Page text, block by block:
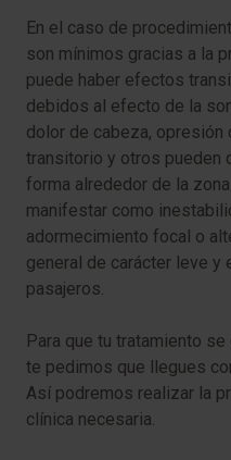
En el caso de
son mínimos gracias a la
puede haber efectos
debidos al efecto de la
dolor de cabeza, opresión
transitorio y otros pueden
forma alrededor de la
manifestar como
adormecimiento focal o
general de carácter leve y
pasajeros.
Para que tu tratamiento
te pedimos que llegues
Así podremos realizar la
clínica necesaria.